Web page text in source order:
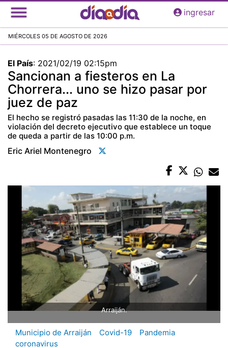
Pasar
al
principal
ingresar
MIÉRCOLES 05 DE AGOSTO DE 2026
El País: 2021/02/19 02:15pm
Sancionan a fiesteros en La
Chorrera... uno se hizo pasar por
juez de paz
El hecho se registró pasadas las 11:30 de la noche, en
violación del decreto ejecutivo que establece un toque
de queda a partir de las 10:00 p.m.
Eric Ariel Montenegro
Arraiján.
Municipio de Arraiján Covid-19
Pandemia
coronavirus